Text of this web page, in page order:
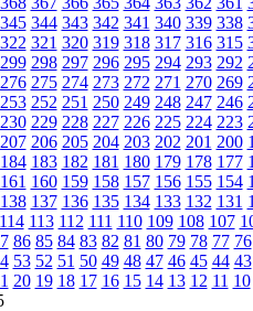
345 344 343 342 341 340 339 338
322 321 320 319 318 317 316 315
299 298 297 296 295 294 293 292
276 275 274 273 272 271 270 269
253 252 251 250 249 248 247 246
230 229 228 227 226 225 224 223
207 206 205 204 203 202 201 200
184 183 182 181 180 179 178 177
161 160 159 158 157 156 155 154
138 137 136 135 134 133 132 131
114 113 112 111 110 109 108 107
86 85 84 83 82 81 80 79 78 77 76
53 52 51 50 49 48 47 46 45 44 43
20 19 18 17 16 15 14 13 12 11 10